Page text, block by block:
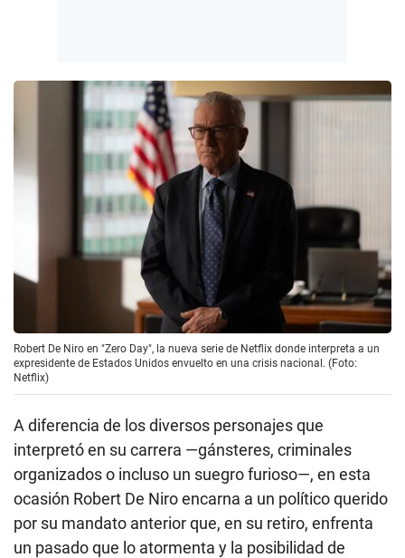
Robert De Niro en "Zero Day", la nueva serie de Netflix donde interpreta a un
expresidente de Estados Unidos envuelto en una crisis nacional. (Foto:
Netflix)
A diferencia de los diversos personajes que
interpretó en su carrera —gánsteres, criminales
organizados o incluso un suegro furioso—, en esta
ocasión Robert De Niro encarna a un político querido
por su mandato anterior que, en su retiro, enfrenta
un pasado que lo atormenta y la posibilidad de